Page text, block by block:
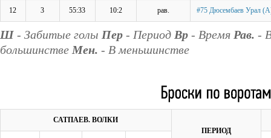
12 3 55:33 10:2 рав. #75 Дюсембаев Урал
Ш - Забитые голы Пер - Период Вр - Время Рав. -
большинстве Мен. - В меньшинстве
САТПАЕВ. ВОЛКИ
ПЕРИОД